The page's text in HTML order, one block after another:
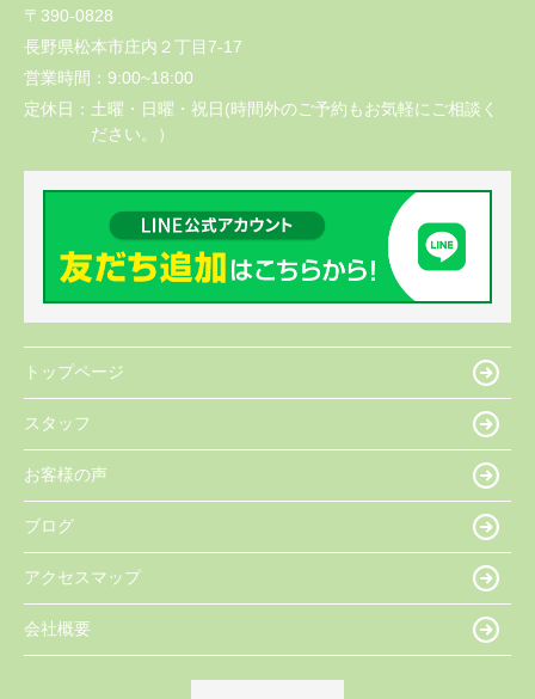
〒390-0828
長野県松本市庄内２丁目7-17
営業時間： 9:00~18:00
定休日： 土曜・日曜・祝日(時間外のご予約もお気軽にご相談く
ださい。）
トップページ
スタッフ
お客様の声
ブログ
アクセスマップ
会社概要